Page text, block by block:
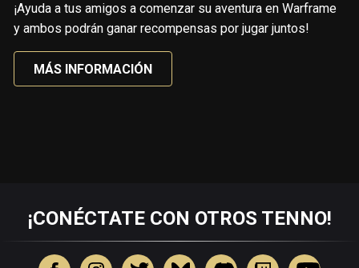
¡Ayuda a tus amigos a comenzar su aventura en Warframe
y ambos podrán ganar recompensas por jugar juntos!
MÁS INFORMACIÓN
¡CONÉCTATE CON OTROS TENNO!